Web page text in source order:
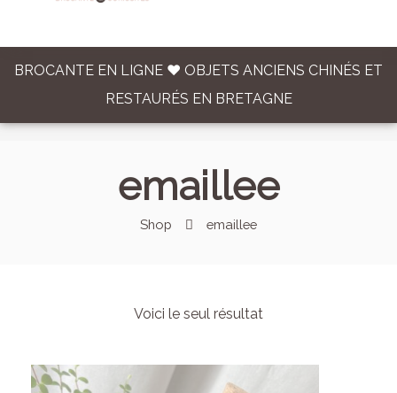
BROCANTE EN LIGNE ♥ OBJETS ANCIENS CHINÉS ET
RESTAURÉS EN BRETAGNE
Shop emaillee
emaillee
Voici le seul résultat